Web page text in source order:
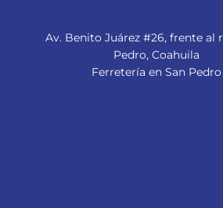
Av. Benito Juárez #26, frente al
Pedro, Coahuila
Ferretería en San Pedro